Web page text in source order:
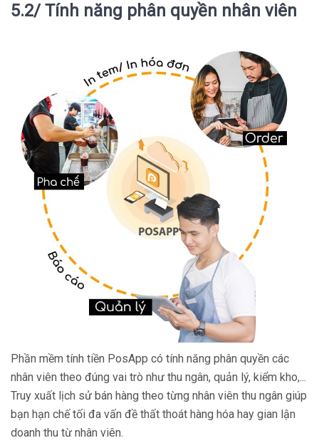
5.2/ Tính năng phân quyền nhân viên
Phần mềm tính tiền PosApp có tính năng phân quyền các
nhân viên theo đúng vai trò như thu ngân, quản lý, kiểm kho,...
Truy xuất lịch sử bán hàng theo từng nhân viên thu ngân giúp
bạn hạn chế tối đa vấn đề thất thoát hàng hóa hay gian lận
doanh thu từ nhân viên.